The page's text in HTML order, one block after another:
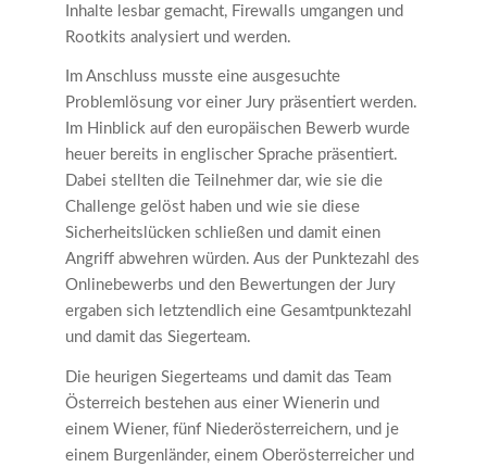
Inhalte lesbar gemacht, Firewalls umgangen und
Rootkits analysiert und werden.
Im Anschluss musste eine ausgesuchte
Problemlösung vor einer Jury präsentiert werden.
Im Hinblick auf den europäischen Bewerb wurde
heuer bereits in englischer Sprache präsentiert.
Dabei stellten die Teilnehmer dar, wie sie die
Challenge gelöst haben und wie sie diese
Sicherheitslücken schließen und damit einen
Angriff abwehren würden. Aus der Punktezahl des
Onlinebewerbs und den Bewertungen der Jury
ergaben sich letztendlich eine Gesamtpunktezahl
und damit das Siegerteam.
Die heurigen Siegerteams und damit das Team
Österreich bestehen aus einer Wienerin und
einem Wiener, fünf Niederösterreichern, und je
einem Burgenländer, einem Oberösterreicher und